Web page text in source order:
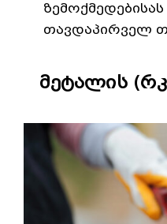
თავდაპირველ
მეტალის